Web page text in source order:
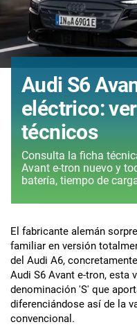
Audi S6
eléctrico:
técnicos
Consulta la ficha técnica
Avant e-tron nuevo y
batería, tiempo de
El fabricante alemán
familiar en versión
del Audi A6,
Audi S6 Avant e-tron, esta
denominación 'S' que
diferenciándose así de la
convencional.